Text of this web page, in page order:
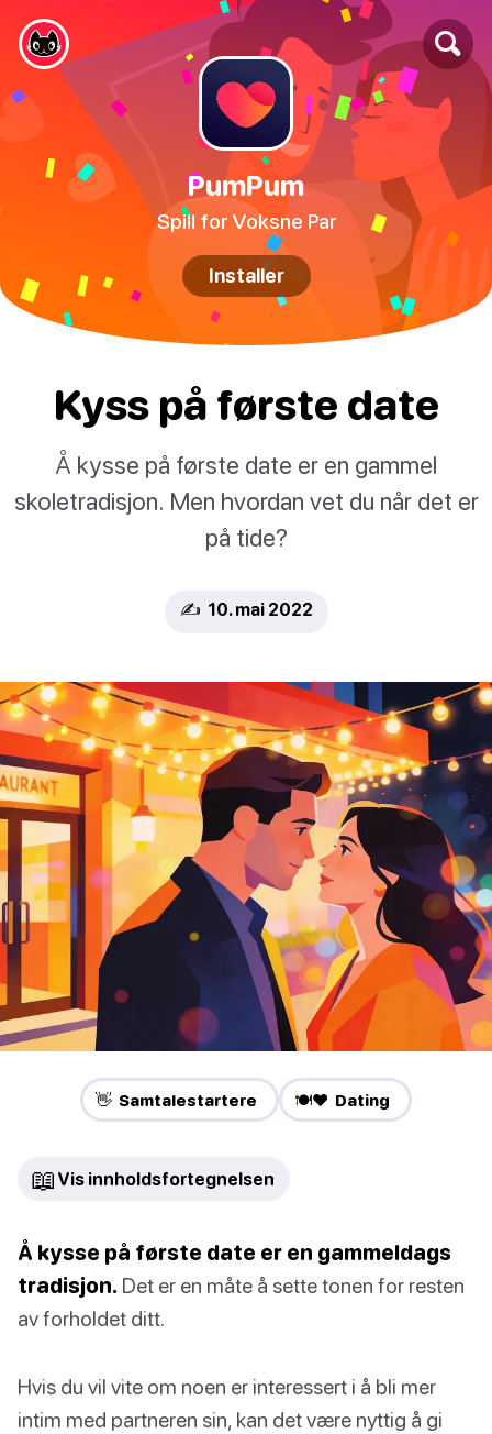
PumPum
Spill for Voksne Par
Installer
Kyss på første date
Å kysse på første date er en gammel
skoletradisjon. Men hvordan vet du når det er
på tide?
✍️ 10. mai 2022
👋 Samtalestartere 🍽️❤️ Dating
📖 Vis innholdsfortegnelsen
Å kysse på første date er en gammeldags
tradisjon. Det er en måte å sette tonen for resten
av forholdet ditt.
Hvis du vil vite om noen er interessert i å bli mer
intim med partneren sin, kan det være nyttig å gi